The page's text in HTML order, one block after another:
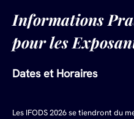
Informations
pour les
Dates et Horaires
Les IFODS 2026 se tiendront du